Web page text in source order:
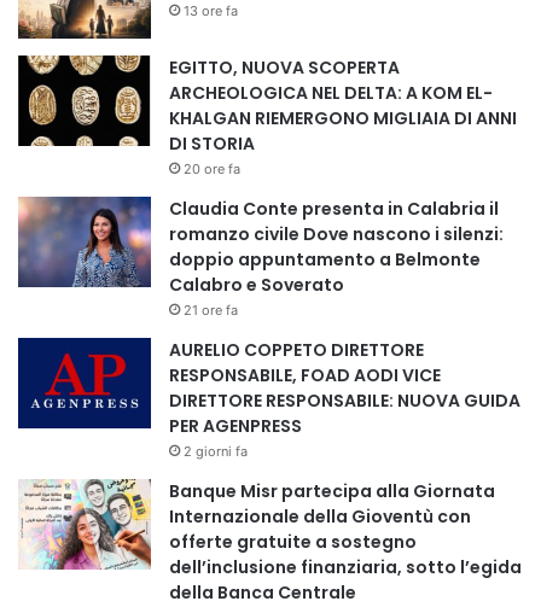
13 ore fa
EGITTO, NUOVA SCOPERTA
ARCHEOLOGICA NEL DELTA: A KOM EL-
KHALGAN RIEMERGONO MIGLIAIA DI ANNI
DI STORIA
20 ore fa
Claudia Conte presenta in Calabria il
romanzo civile Dove nascono i silenzi:
doppio appuntamento a Belmonte
Calabro e Soverato
21 ore fa
AURELIO COPPETO DIRETTORE
RESPONSABILE, FOAD AODI VICE
DIRETTORE RESPONSABILE: NUOVA GUIDA
PER AGENPRESS
2 giorni fa
Banque Misr partecipa alla Giornata
Internazionale della Gioventù con
offerte gratuite a sostegno
dell’inclusione finanziaria, sotto l’egida
della Banca Centrale